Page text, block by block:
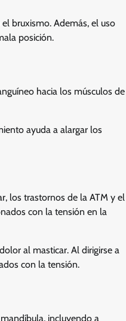
bruxismo. Además, el uso
posición.
hacia los músculos de
ayuda a alargar los
los trastornos de la ATM y el
con la tensión en la
al masticar. Al dirigirse a
con la tensión.
incluyendo a